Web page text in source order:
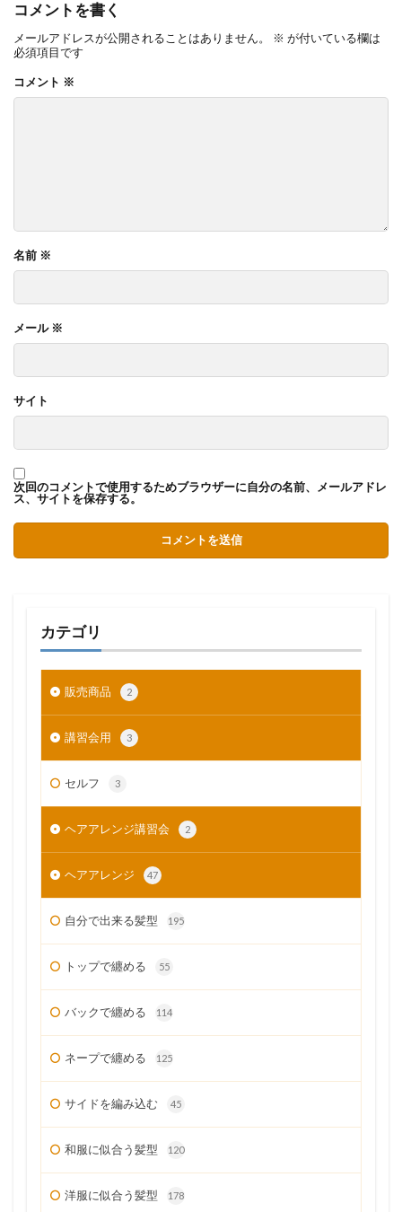
コメントを書く
メールアドレスが公開されることはありません。 ※ が付いている欄は
必須項目です
コメント ※
名前 ※
メール ※
サイト
次回のコメントで使用するためブラウザーに自分の名前、メールアドレ
ス、サイトを保存する。
カテゴリ
販売商品 2
講習会用 3
セルフ 3
ヘアアレンジ講習会 2
ヘアアレンジ 47
自分で出来る髪型 195
トップで纏める 55
バックで纏める 114
ネープで纏める 125
サイドを編み込む 45
和服に似合う髪型 120
洋服に似合う髪型 178